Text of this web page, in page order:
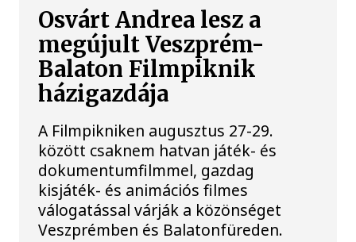
Osvárt Andrea lesz a
megújult Veszprém-
Balaton Filmpiknik
házigazdája
A Filmpikniken augusztus 27-29.
között csaknem hatvan játék- és
dokumentumfilmmel, gazdag
kisjáték- és animációs filmes
válogatással várják a közönséget
Veszprémben és Balatonfüreden.